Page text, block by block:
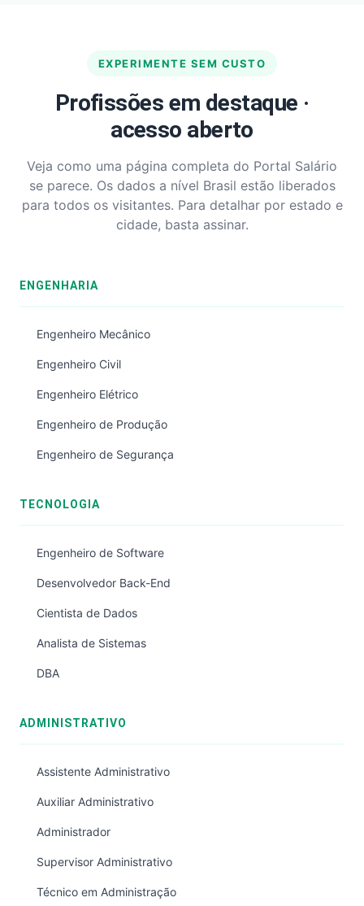
EXPERIMENTE SEM CUSTO
Profissões em destaque ·
acesso aberto
Veja como uma página completa do Portal Salário
se parece. Os dados a nível Brasil estão liberados
para todos os visitantes. Para detalhar por estado e
cidade, basta assinar.
ENGENHARIA
Engenheiro Mecânico
Engenheiro Civil
Engenheiro Elétrico
Engenheiro de Produção
Engenheiro de Segurança
TECNOLOGIA
Engenheiro de Software
Desenvolvedor Back-End
Cientista de Dados
Analista de Sistemas
DBA
ADMINISTRATIVO
Assistente Administrativo
Auxiliar Administrativo
Administrador
Supervisor Administrativo
Técnico em Administração